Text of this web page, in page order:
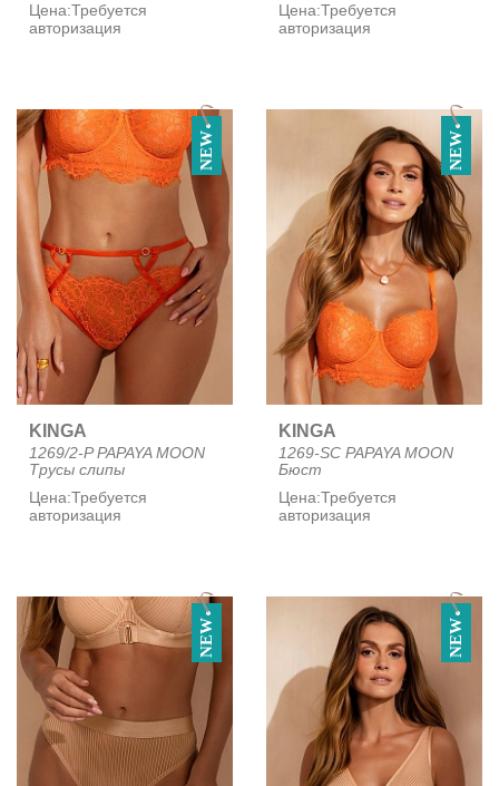
Цена:Требуется
авторизация
Цена:Требуется
авторизация
NEW
KINGA
1269/2-P PAPAYA MOON
Трусы слипы
Цена:Требуется
авторизация
NEW
KINGA
1269-SC PAPAYA MOON
Бюст
Цена:Требуется
авторизация
NEW NEW